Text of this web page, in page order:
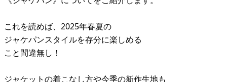
これを読めば、2025年春夏の
ジャケパンスタイルを存分に楽しめる
こと間違無し！
ジャケットの着こなし方や今季の新作生地も